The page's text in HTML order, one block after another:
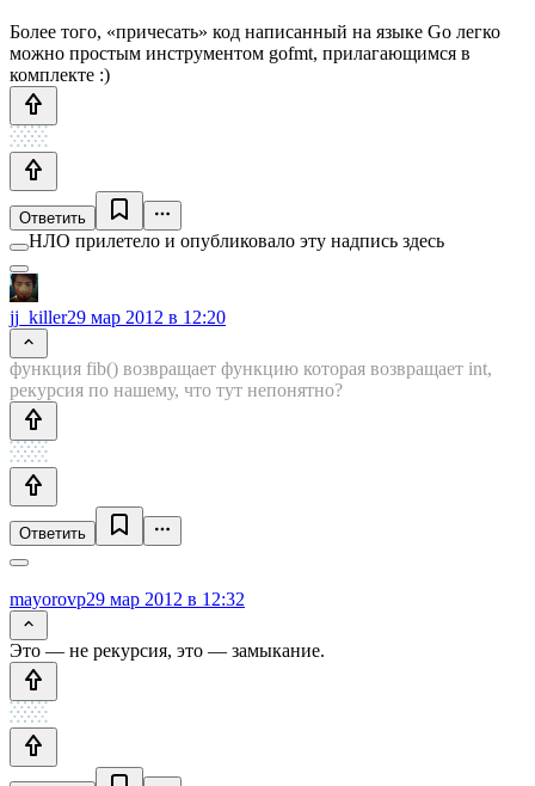
Более того, «причесать» код написанный на языке Go легко
можно простым инструментом gofmt, прилагающимся в
комплекте :)
Ответить
НЛО прилетело и опубликовало эту надпись здесь
jj_killer29 мар 2012 в 12:20
функция fib() возвращает функцию которая возвращает int,
рекурсия по нашему, что тут непонятно?
Ответить
mayorovp29 мар 2012 в 12:32
Это — не рекурсия, это — замыкание.